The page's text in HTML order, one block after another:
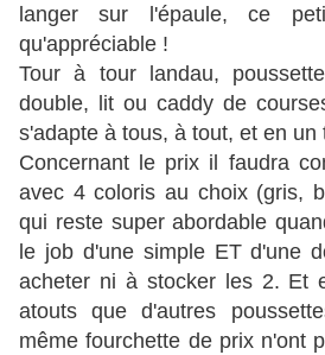
langer sur l'épaule, ce
qu'appréciable !
Tour à tour landau,
double, lit ou caddy de
s'adapte à tous, à tout, et en un
Concernant le prix il faudra
avec 4 coloris au choix (gris,
qui reste super abordable
le job d'une simple ET d'une
acheter ni à stocker les 2. Et
atouts que d'autres
même fourchette de prix n'ont